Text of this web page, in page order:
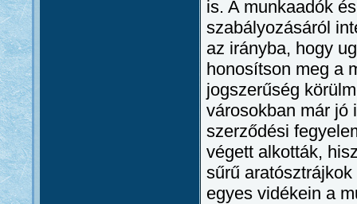
is. A munkaadók
szabályozásáról
az irányba, hogy
honosítson meg a
jogszerűség
városokban már jó
szerződési
végett alkották,
sűrű
egyes vidékein a